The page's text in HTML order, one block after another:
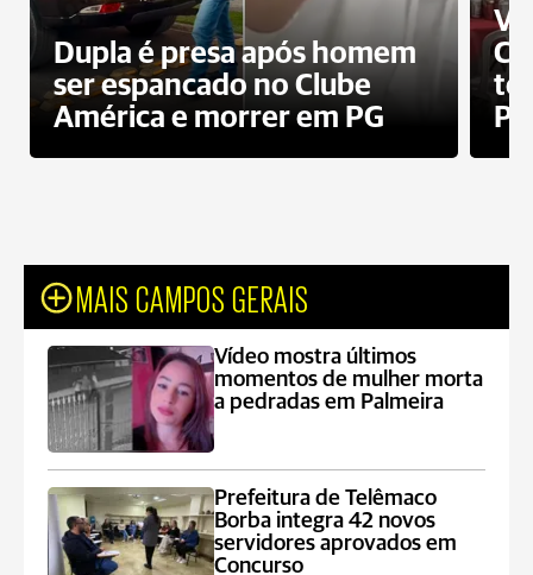
Dupla é presa após homem
ser espancado no Clube
América e morrer em PG
PG
MAIS CAMPOS GERAIS
Vídeo mostra últimos
momentos de mulher morta
a pedradas em Palmeira
Prefeitura de Telêmaco
Borba integra 42 novos
servidores aprovados em
Concurso